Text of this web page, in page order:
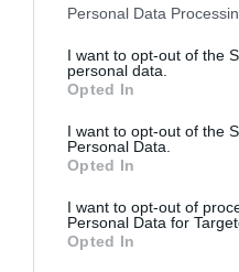
Personal Data
I want to opt-out of the
personal data.
Opted In
I want to opt-out of the
Personal Data.
Opted In
I want to opt-out of
Personal Data for
Opted In